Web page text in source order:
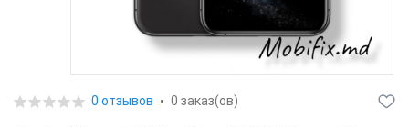
0 отзывов 0 заказ(ов)